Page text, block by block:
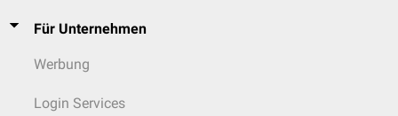
Für Unternehmen
Werbung
Login Services